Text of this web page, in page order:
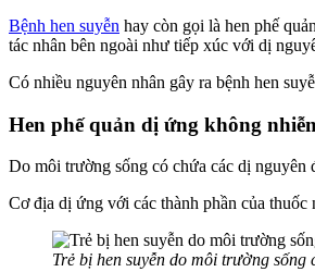
Bệnh hen suyễn hay còn gọi là hen phế
tác nhân bên ngoài như tiếp xúc với dị
Có nhiều nguyên nhân gây ra bệnh hen
Hen phế quản dị ứng không
Do môi trường sống có chứa các dị
Cơ địa dị ứng với các thành phần của
Trẻ bị hen suyễn do môi trường